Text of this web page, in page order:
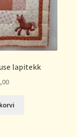
lapitekk